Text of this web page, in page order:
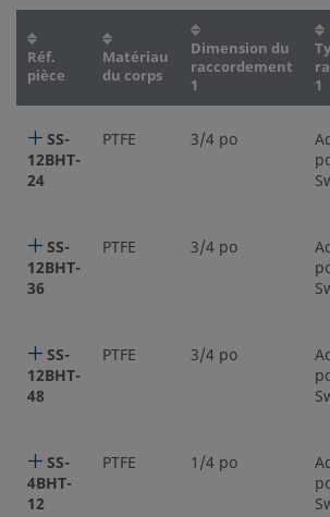
Réf.
pièce
Matériau
du corps
Dimension du
raccordement
1
1
SS-
12BHT-
24
PTFE 3/4 po
SS-
12BHT-
36
PTFE 3/4 po
SS-
12BHT-
48
PTFE 3/4 po
SS-
4BHT-
12
PTFE 1/4 po